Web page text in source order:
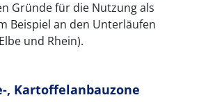
Gründe für die Nutzung als
Beispiel an den Unterläufen
und Rhein).
, Kartoffelanbauzone